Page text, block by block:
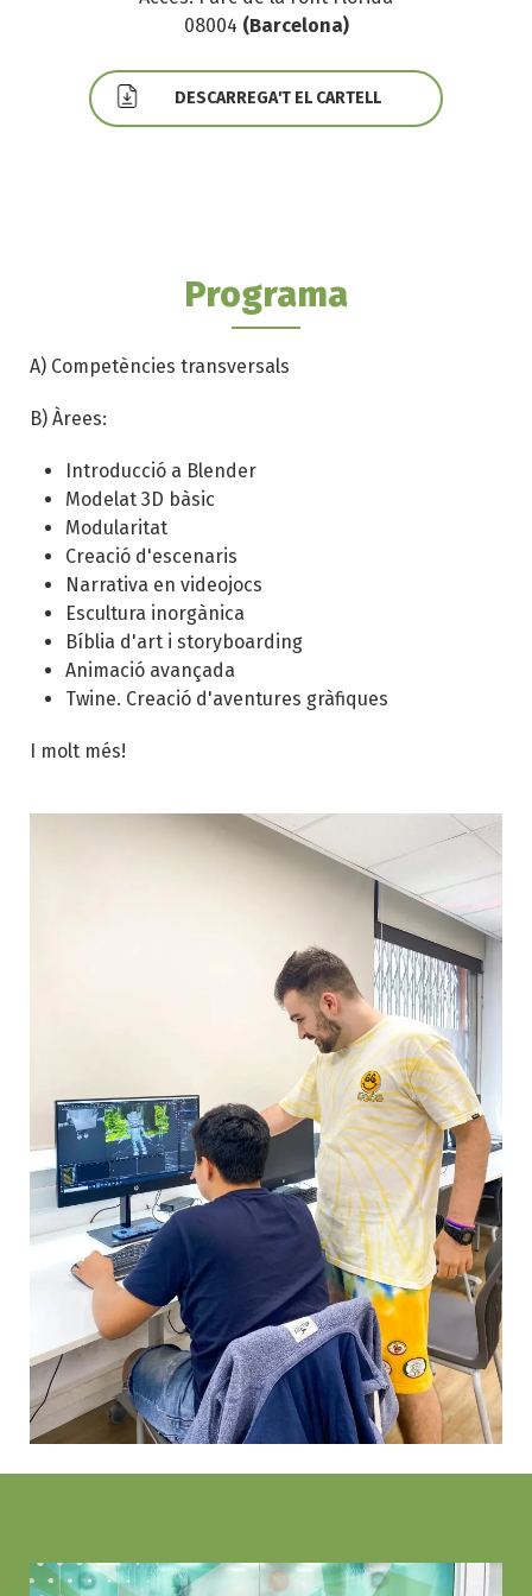
08004 (Barcelona)
Document
DESCARREGA'T EL CARTELL
Programa
A) Competències transversals
B) Àrees:
Introducció a Blender
Modelat 3D bàsic
Modularitat
Creació d'escenaris
Narrativa en videojocs
Escultura inorgànica
Bíblia d'art i storyboarding
Animació avançada
Twine. Creació d'aventures gràfiques
I molt més!